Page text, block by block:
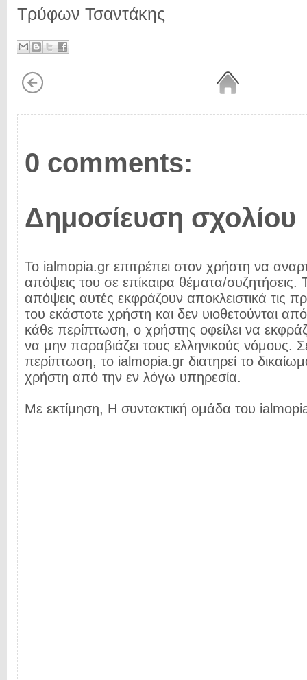
Τρύφων Τσαντάκης
0 comments:
Δημοσίευση σχολίου
Το ialmopia.gr επιτρέπει στον χρήστη να
απόψεις του σε επίκαιρα θέματα/συζητήσεις.
απόψεις αυτές εκφράζουν αποκλειστικά τις
του εκάστοτε χρήστη και δεν υιοθετούνται
κάθε περίπτωση, ο χρήστης οφείλει να
να μην παραβιάζει τους ελληνικούς νόμους.
περίπτωση, το ialmopia.gr διατηρεί το
χρήστη από την εν λόγω υπηρεσία.
Με εκτίμηση, Η συντακτική ομάδα του